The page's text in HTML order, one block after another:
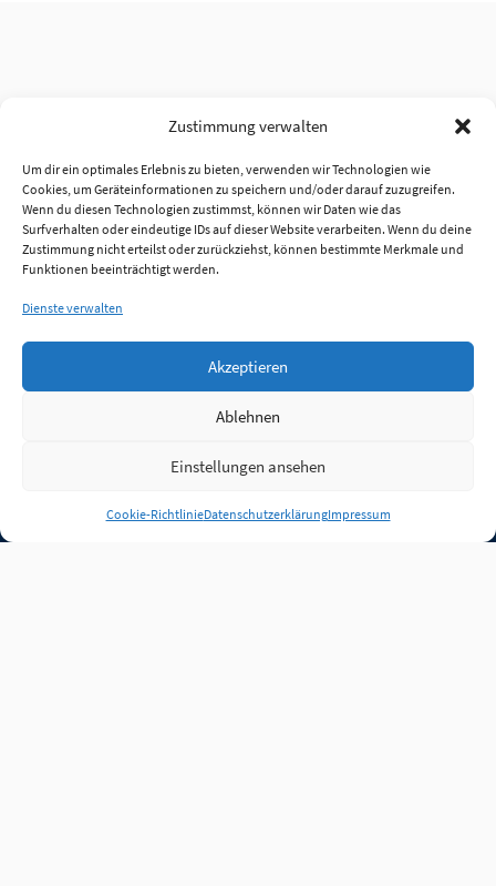
Zustimmung verwalten
Um dir ein optimales Erlebnis zu bieten, verwenden wir Technologien wie
Cookies, um Geräteinformationen zu speichern und/oder darauf zuzugreifen.
Wenn du diesen Technologien zustimmst, können wir Daten wie das
Surfverhalten oder eindeutige IDs auf dieser Website verarbeiten. Wenn du deine
Zustimmung nicht erteilst oder zurückziehst, können bestimmte Merkmale und
Funktionen beeinträchtigt werden.
Dienste verwalten
Akzeptieren
Ablehnen
Einstellungen ansehen
Cookie-RichtlinieDatenschutzerklärungImpressum
Anmelden
Jobs Partner FAQ Quellen